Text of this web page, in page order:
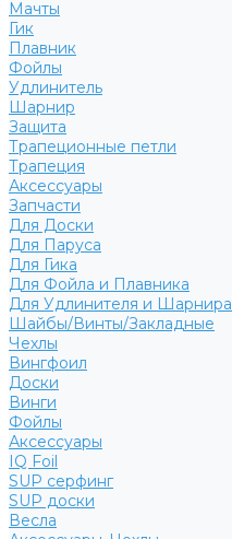
Мачты
Гик
Плавник
Фойлы
Удлинитель
Шарнир
Защита
Трапеционные петли
Трапеция
Аксессуары
Запчасти
Для Доски
Для Паруса
Для Гика
Для Фойла и Плавника
Для Удлинителя и Шарнира
Шайбы/Винты/Закладные
Чехлы
Вингфоил
Доски
Винги
Фойлы
Аксессуары
IQ Foil
SUP серфинг
SUP доски
Весла